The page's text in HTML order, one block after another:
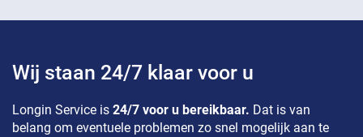
Wij staan 24/7 klaar voor u
Longin Service is 24/7 voor u bereikbaar. Dat is van
belang om eventuele problemen zo snel mogelijk aan te